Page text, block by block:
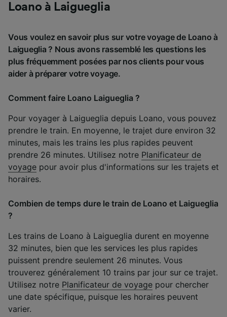
Loano à Laigueglia
Vous voulez en savoir plus sur votre voyage de Loano à
Laigueglia ? Nous avons rassemblé les questions les
plus fréquemment posées par nos clients pour vous
aider à préparer votre voyage.
Comment faire Loano Laigueglia ?
Pour voyager à Laigueglia depuis Loano, vous pouvez
prendre le train. En moyenne, le trajet dure environ 32
minutes, mais les trains les plus rapides peuvent
prendre 26 minutes. Utilisez notre Planificateur de
voyage pour avoir plus d'informations sur les trajets et
horaires.
Combien de temps dure le train de Loano et Laigueglia
?
Les trains de Loano à Laigueglia durent en moyenne
32 minutes, bien que les services les plus rapides
puissent prendre seulement 26 minutes. Vous
trouverez généralement 10 trains par jour sur ce trajet.
Utilisez notre Planificateur de voyage pour chercher
une date spécifique, puisque les horaires peuvent
varier.